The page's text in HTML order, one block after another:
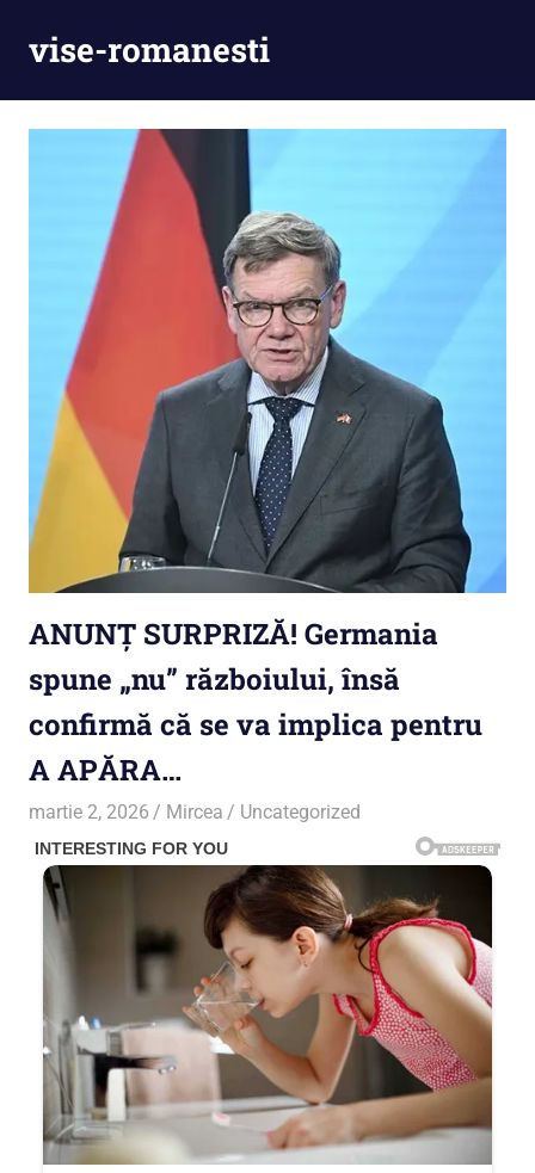
vise-romanesti
ANUNȚ SURPRIZĂ! Germania
spune „nu” războiului, însă
confirmă că se va implica pentru
A APĂRA…
martie 2, 2026 Mircea Uncategorized